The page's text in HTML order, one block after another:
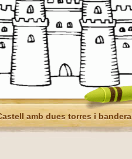
amb dues torres i bandera